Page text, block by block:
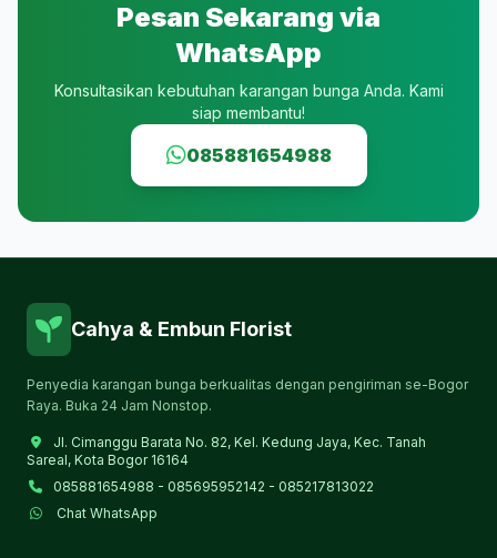
Pesan Sekarang via
WhatsApp
Konsultasikan kebutuhan karangan bunga Anda. Kami
siap membantu!
085881654988
Cahya & Embun Florist
Penyedia karangan bunga berkualitas dengan pengiriman se-Bogor
Raya. Buka 24 Jam Nonstop.
Jl. Cimanggu Barata No. 82, Kel. Kedung Jaya, Kec. Tanah
Sareal, Kota Bogor 16164
085881654988 - 085695952142 - 085217813022
Chat WhatsApp